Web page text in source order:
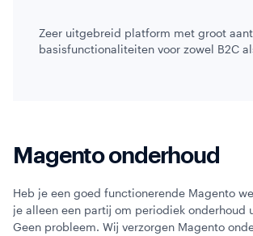
Zeer uitgebreid platform met groot
basisfunctionaliteiten voor zowel B2C
Magento onderhoud
Heb je een goed functionerende Magento
je alleen een partij om periodiek onderhoud
Geen probleem. Wij verzorgen Magento